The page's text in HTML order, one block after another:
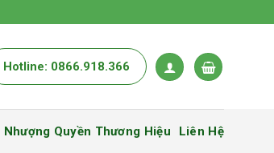
Hotline: 0866.918.366
Nhượng Quyền Thương Hiệu Liên Hệ